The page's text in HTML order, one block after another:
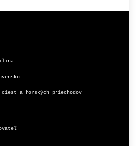
ciest a horských priechodov